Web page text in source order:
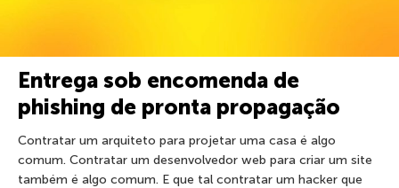
Entrega sob encomenda de
phishing de pronta propagação
Contratar um arquiteto para projetar uma casa é algo
comum. Contratar um desenvolvedor web para criar um site
também é algo comum. E que tal contratar um hacker que